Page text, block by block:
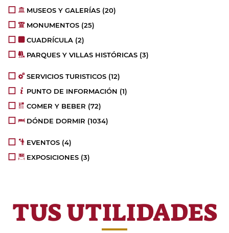
MUSEOS Y GALERÍAS (20)
MONUMENTOS (25)
CUADRÍCULA (2)
PARQUES Y VILLAS HISTÓRICAS (3)
SERVICIOS TURISTICOS (12)
PUNTO DE INFORMACIÓN (1)
COMER Y BEBER (72)
DÓNDE DORMIR (1034)
EVENTOS (4)
EXPOSICIONES (3)
TUS UTILIDADES